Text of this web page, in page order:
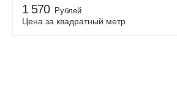
1 570 Рублей
Цена за квадратный метр